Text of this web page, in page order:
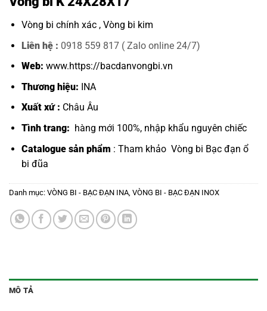
Vòng bi chính xác , Vòng bi kim
Liên hệ : 0918 559 817 ( Zalo online 24/7)
Web: www.https://bacdanvongbi.vn
Thương hiệu: INA
Xuất xứ : Châu Âu
Tình trang: hàng mới 100%, nhập khẩu nguyên chiếc
Catalogue sản phẩm : Tham khảo Vòng bi Bạc đạn ổ
bi đũa
Danh mục: VÒNG BI - BẠC ĐẠN INA, VÒNG BI - BẠC ĐẠN INOX
MÔ TẢ